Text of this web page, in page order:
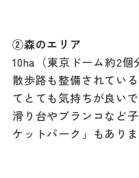
②森のエリア
10ha（東京ドーム約2
散歩路も整備されてい
てとても気持ちが良いで
滑り台やブランコなど
ケットパーク」もあり